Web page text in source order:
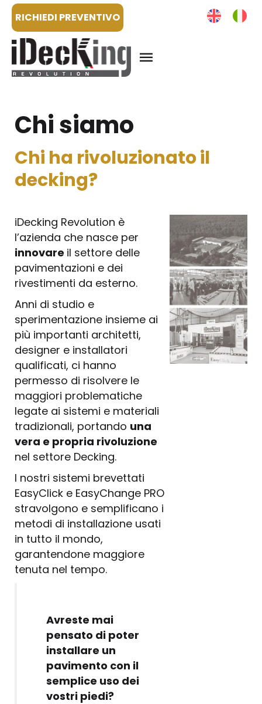
RICHIEDI PREVENTIVO
Chi siamo
Chi ha rivoluzionato il
decking?
iDecking Revolution è
l’azienda che nasce per
innovare il settore delle
pavimentazioni e dei
rivestimenti da esterno.
Anni di studio e
sperimentazione insieme ai
più importanti architetti,
designer e installatori
qualificati, ci hanno
permesso di risolvere le
maggiori problematiche
legate ai sistemi e materiali
tradizionali, portando una
vera e propria rivoluzione
nel settore Decking.
I nostri sistemi brevettati
EasyClick e EasyChange PRO
stravolgono e semplificano i
metodi di installazione usati
in tutto il mondo,
garantendone maggiore
tenuta nel tempo.
Avreste mai
pensato di poter
installare un
pavimento con il
semplice uso dei
vostri piedi?